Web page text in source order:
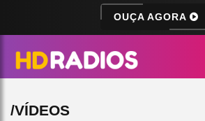
OUÇA AGORA
/VÍDEOS